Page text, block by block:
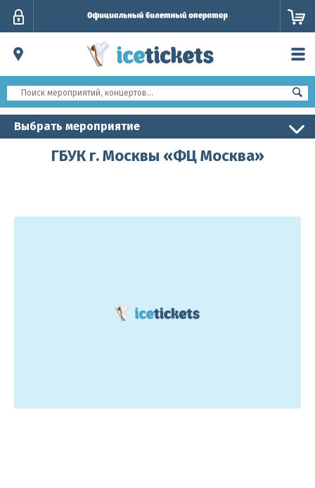
Выбрать мероприятие
ГБУК г. Москвы «ФЦ Москва»